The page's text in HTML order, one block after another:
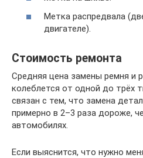
Метка распредвала
двигателе).
Стоимость ремонта
Средняя цена замены ремня и
колеблется от одной до трёх
связан с тем, что замена
примерно в 2–3 раза дороже,
автомобилях.
Если выяснится, что нужно